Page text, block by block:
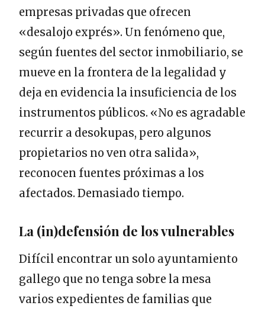
empresas privadas que ofrecen
«desalojo exprés». Un fenómeno que,
según fuentes del sector inmobiliario, se
mueve en la frontera de la legalidad y
deja en evidencia la insuficiencia de los
instrumentos públicos. «No es agradable
recurrir a desokupas, pero algunos
propietarios no ven otra salida»,
reconocen fuentes próximas a los
afectados. Demasiado tiempo.
La (in)defensión de los vulnerables
Difícil encontrar un solo ayuntamiento
gallego que no tenga sobre la mesa
varios expedientes de familias que